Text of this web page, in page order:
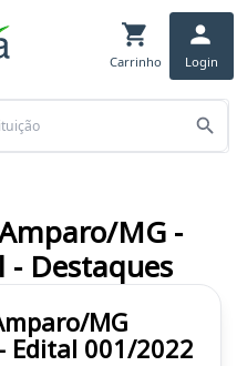
Carrinho Login
MG
Edital 001/2022
MG -
Destaques